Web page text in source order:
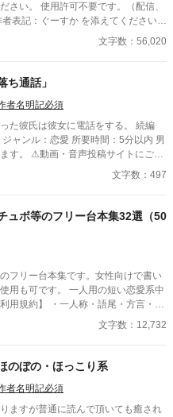
さい。 使用許可不要です。（配信、
表記：ぐーすか を添えてください。
かります） 自作発言・過度な改変は
文字数：56,020
ち通話」
者名明記必須
た彼氏は彼女に電話をする。 続編
トにご使
不要ですが、自作発言や転載はもち
しておりません。必ず作者名の樹(い
) ・語尾変更や方言などの多少のア
レンジや台本の世界観をぶち壊すよ
遠慮願います。 その他の詳細
点】をご覧下さい。
文字数：497
ュボ等のフリー台本集32選（50
フリー台本集です。女性向けで書い
用も可です。 一人用の短い恋愛系中
由に。 ・シチュボ以外にもASMR・
声劇にどうぞお使いください。 ・個
文字数：12,732
のぼの・ほっこり系
者名明記必須
ますが普通に読んで頂いても癒され